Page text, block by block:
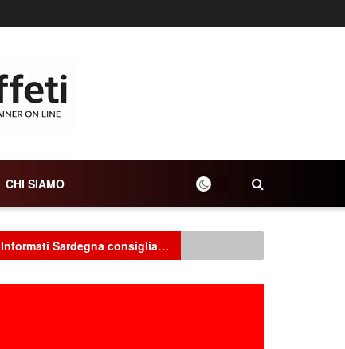
CHI SIAMO
Informati Sardegna consiglia…